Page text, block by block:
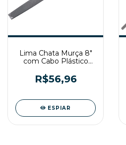
Lima Chata Murça 8"
com Cabo Plástico
R$56,96
ESPIAR